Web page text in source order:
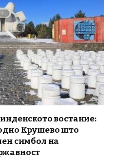
востание:
Крушево што
симбол на